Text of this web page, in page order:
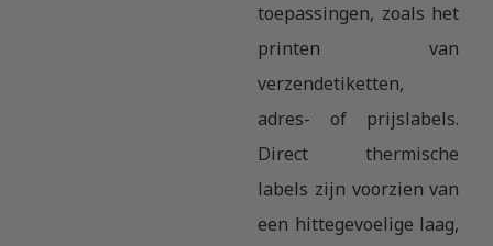
toepassingen, zoals het
printen van
verzendetiketten,
adres- of prijslabels.
Direct thermische
labels zijn voorzien van
een hittegevoelige laag,